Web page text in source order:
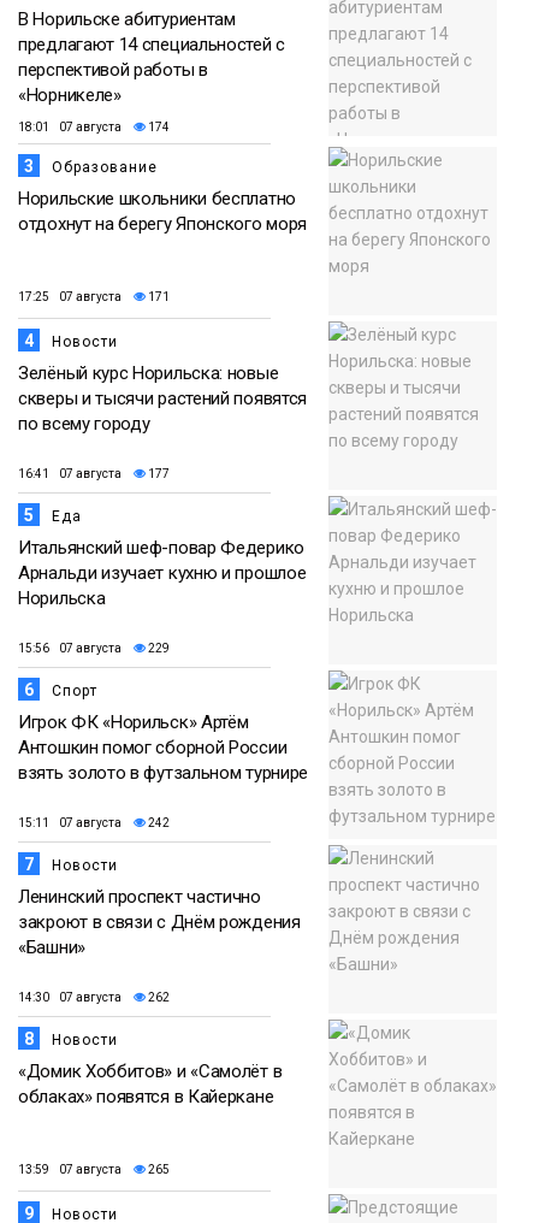
В Норильске абитуриентам
предлагают 14 специальностей с
перспективой работы в
«Норникеле»
18:01 07 августа 174
3 Образование
Норильские школьники бесплатно
отдохнут на берегу Японского моря
17:25 07 августа 171
4 Новости
Зелёный курс Норильска: новые
скверы и тысячи растений появятся
по всему городу
16:41 07 августа 177
5 Еда
Итальянский шеф-повар Федерико
Арнальди изучает кухню и прошлое
Норильска
15:56 07 августа 229
6 Спорт
Игрок ФК «Норильск» Артём
Антошкин помог сборной России
взять золото в футзальном турнире
15:11 07 августа 242
7 Новости
Ленинский проспект частично
закроют в связи с Днём рождения
«Башни»
14:30 07 августа 262
8 Новости
«Домик Хоббитов» и «Самолёт в
облаках» появятся в Кайеркане
13:59 07 августа 265
9 Новости